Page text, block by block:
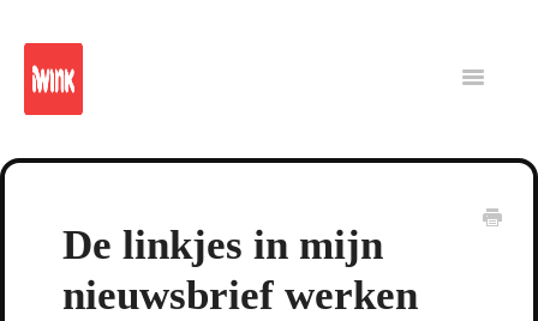
Toggle
Intranet
De linkjes in mijn
nieuwsbrief werken